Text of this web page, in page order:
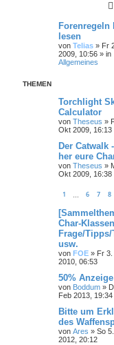
Forenregeln
lesen
von Telias » Fr
2009, 10:56 » in
Allgemeines
THEMEN
Torchlight
Calculator
von Theseus »
Okt 2009, 16:13
Der Catwalk
her eure
von Theseus »
Okt 2009, 16:38
1 6 7 8
Char-
Frage/
usw.
von FOE » Fr
2010, 06:53
50% Anzeige
von Boddum »
Feb 2013, 19:34
Bitte um
des
von Ares » So
2012, 20:12